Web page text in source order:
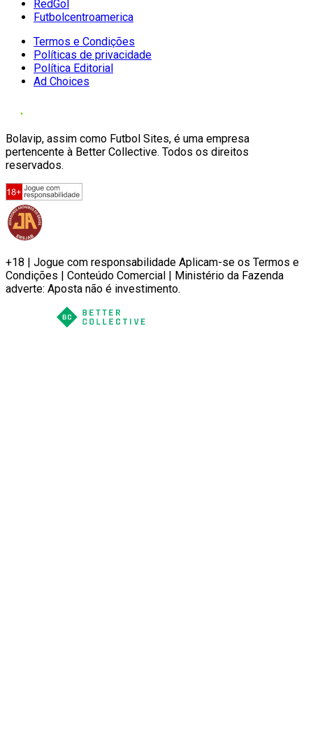
RedGol
Futbolcentroamerica
Termos e Condições
Políticas de privacidade
Política Editorial
Ad Choices
Bolavip, assim como Futbol Sites, é uma empresa
pertencente à Better Collective. Todos os direitos
reservados.
+18 | Jogue com responsabilidade Aplicam-se os Termos e
Condições | Conteúdo Comercial | Ministério da Fazenda
adverte: Aposta não é investimento.